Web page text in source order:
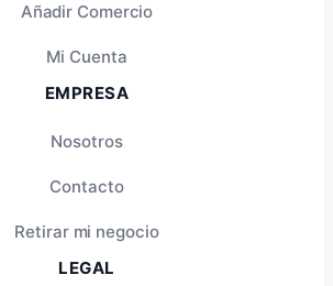
Añadir Comercio
Mi Cuenta
EMPRESA
Nosotros
Contacto
Retirar mi negocio
LEGAL